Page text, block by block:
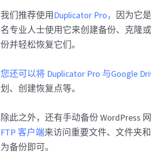
我们推荐使用Duplicator Pro， 因为它
名专业人士使用它来创建备份、克隆
份并轻松恢复它们。
您还可以将 Duplicator Pro 与Google
划、创建恢复点等。
除此之外，还有手动备份 WordPress
FTP 客户端来访问重要文件、文件夹
为备份即可。